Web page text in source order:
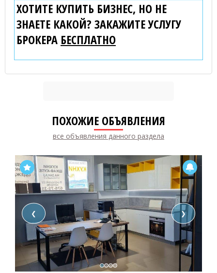
ХОТИТЕ КУПИТЬ БИЗНЕС, НО НЕ
ЗНАЕТЕ КАКОЙ? ЗАКАЖИТЕ УСЛУГУ
БРОКЕРА БЕСПЛАТНО
ПОХОЖИЕ ОБЪЯВЛЕНИЯ
все объявления данного раздела
❮ ❯